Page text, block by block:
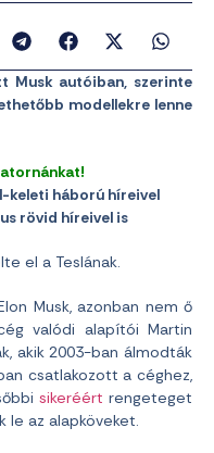
Musk autóiban, szerinte
modellekre lenne
keleti háború híreivel
rövid híreivel is
el a Teslának.
Musk, azonban nem ő
valódi alapítói Martin
akik 2003-ban álmodták
csatlakozott a céghez,
sikeréért rengeteget
le az alapköveket.